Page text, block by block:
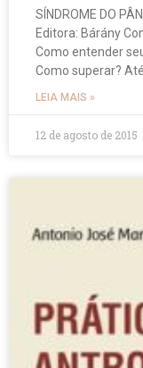
SÍNDROME DO
Editora: Bárány
Como entender
Como superar?
LEIA MAIS »
12 de agosto de 2015